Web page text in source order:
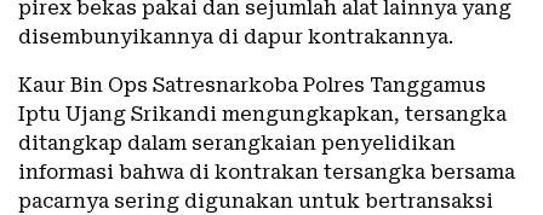
pirex bekas pakai dan sejumlah alat lainnya yang
disembunyikannya di dapur kontrakannya.
Kaur Bin Ops Satresnarkoba Polres Tanggamus
Iptu Ujang Srikandi mengungkapkan, tersangka
ditangkap dalam serangkaian penyelidikan
informasi bahwa di kontrakan tersangka bersama
pacarnya sering digunakan untuk bertransaksi